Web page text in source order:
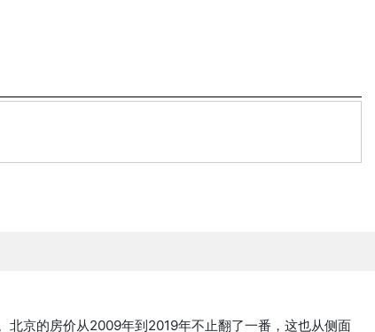
北京的房价从2009年到2019年不止翻了一番，这也从侧面